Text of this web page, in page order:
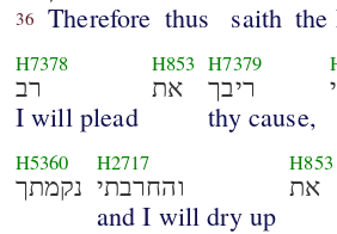
36 Therefore thus saith the
H7378
רב
I will plead
H853
את
H7379
ריבך
thy cause,
H5360
נקמתך
H2717
והחרבתי
and I will dry up
H853
את